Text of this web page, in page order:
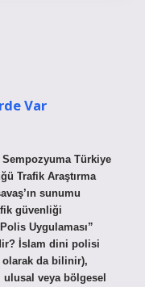
Var
Türkiye
Trafik Araştırma
sunumu
güvenliği
Uygulaması”
İslam dini polisi
da bilinir),
veya bölgesel